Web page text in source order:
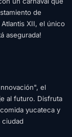
de
XII, el único
asegurada!
el
al futuro. Disfruta
yucateca y
ciudad